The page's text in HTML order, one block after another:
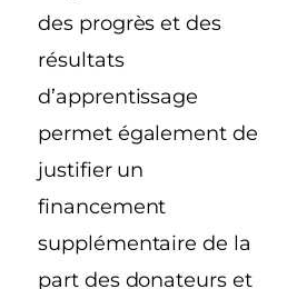
des progrès et des
résultats
d’apprentissage
permet également de
justifier un
financement
supplémentaire de la
part des donateurs et